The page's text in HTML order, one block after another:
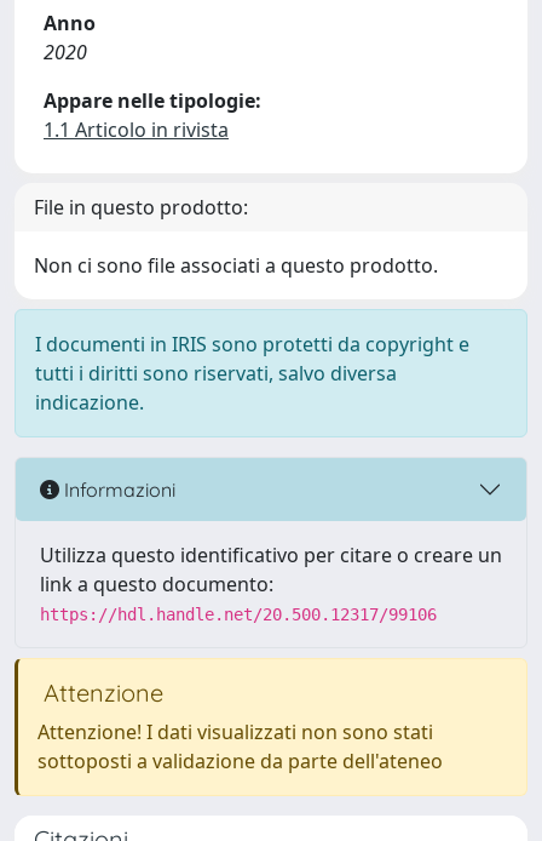
Anno
2020
Appare nelle tipologie:
1.1 Articolo in rivista
File in questo prodotto:
Non ci sono file associati a questo prodotto.
I documenti in IRIS sono protetti da copyright e
tutti i diritti sono riservati, salvo diversa
indicazione.
Informazioni
Utilizza questo identificativo per citare o creare un
link a questo documento:
https://hdl.handle.net/20.500.12317/99106
Attenzione
Attenzione! I dati visualizzati non sono stati
sottoposti a validazione da parte dell'ateneo